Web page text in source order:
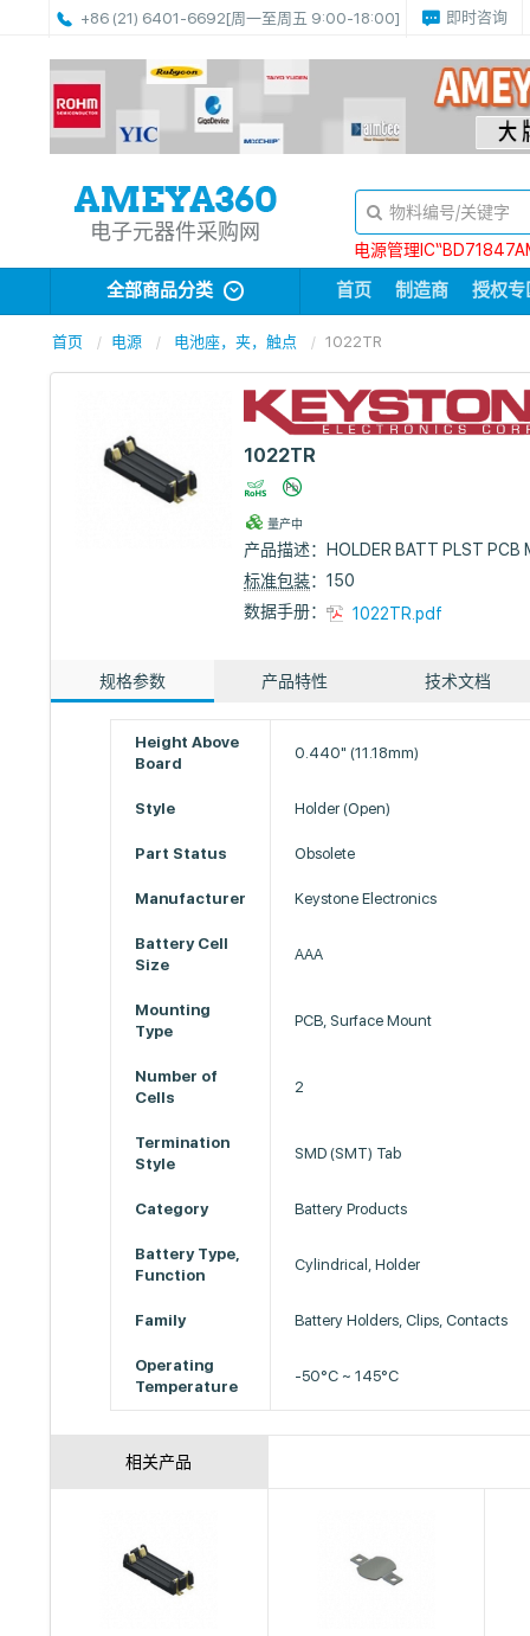
+86 (21) 6401-6692[周一至周五 9:00-18:00] 即时咨询
电子元器件采购网
电源管理
全部商品分类 首页 制造商 授权专
首页 电源 电池座，夹，触点 1022TR
1022TR
量产中
产品描述：
HOLDER BATT PLST PCB
标准包装：150
数据手册：
1022TR.pdf
规格参数 产品特性 技术文档
Height Above
Board
0.440" (11.18mm)
Style Holder (Open)
Part Status Obsolete
Manufacturer Keystone Electronics
Battery Cell
Size
AAA
Mounting
Type
PCB, Surface Mount
Number of
Cells
2
Termination
Style
SMD (SMT) Tab
Category Battery Products
Battery Type,
Function
Cylindrical, Holder
Family Battery Holders, Clips, Contacts
Operating
Temperature
-50°C ~ 145°C
相关产品